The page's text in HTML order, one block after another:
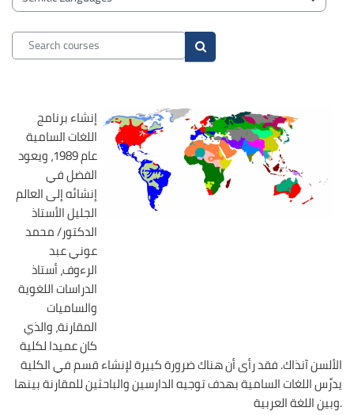
Course categories
Search courses
Search courses
إنشاء برنامج
اللغات السامية
عام 1989، ويعود
الفضل في
إنشائه إلى العالم
الجليل الأستاذ
الدكتور/ محمد
عوني عبد
الرءوف، أستاذ
الدراسات اللغوية
والساميات
المقارنة، والذي
كان عميدا لكلية
الألسن آنذاك. فقد رأى أن هناك ضرورة كبيرة لإنشاء قسم في الكلية
يدرِّس اللغات السامية بهدف توجيه الدارسين والباحثين للمقارنة بينها
وبين اللغة العربية.